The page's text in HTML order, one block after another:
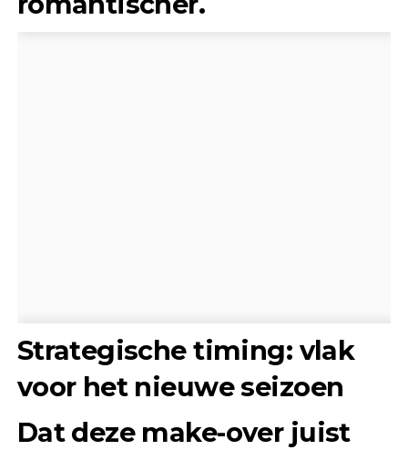
Strategische timing: vlak
voor het nieuwe seizoen
Dat deze make-over juist